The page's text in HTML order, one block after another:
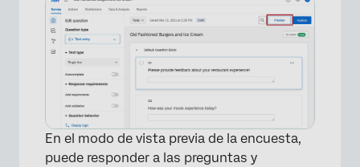
Preguntas frequentes
En el modo de vista previa de la encuesta,
puede responder a las preguntas y